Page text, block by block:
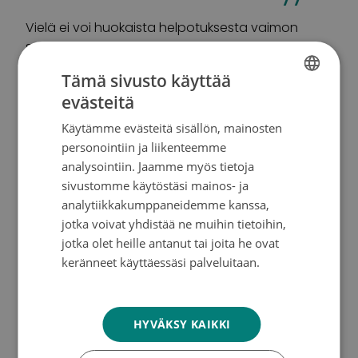
Vielä ei voi huokaista helpotuksesta vaimon
sairauden osalta, mutta kahden vuoden ajan
syöpä on saatu pysymään aisoissa. Hyvältä siis
näyttää. ”Nyt kun vaimoa katselen, niin jos hän ei
ole elämänsä kunnossa, niin ei hän siitä
kaukanakaan ole. Me saimme uutta, yhteistä
aikaa”.
Sairauksista seurasi kaksi suurta asiaa. Ensiksi Kaj
ymmärsi olevansa kuolevainen. ”Kyllä radiossa ja
telkkarissa voi alkaa luulemaan itsestään liikoja.
Ennen ajattelin, että mä painan vaan.”
tämä riittää -fiiliksen.
”Olen saanut jo niin paljon 56-vuotiaalta
SWEDISH
Tämä sivusto käyttää
evästeitä
Käytämme evästeitä sisällön, mainosten
personointiin ja liikenteemme
analysointiin. Jaamme myös tietoja
sivustomme käytöstäsi mainos- ja
analytiikkakumppaneidemme kanssa,
jotka voivat yhdistää ne muihin tietoihin,
jotka olet heille antanut tai joita he ovat
keränneet käyttäessäsi palveluitaan.
HYVÄKSY KAIKKI